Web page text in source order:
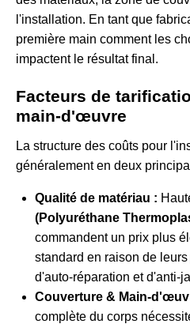
l'installation. En tant que
première main comment les
impactent le résultat final.
Facteurs de
main-d'œuvre
La structure des coûts pour
généralement en deux
Qualité de matériau :
(Polyuréthane
commandent un prix plus
standard en raison de
d'auto-réparation et d'anti-
Couverture & Main-
complète du corps